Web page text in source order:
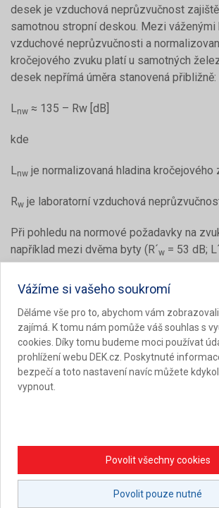
desek je vzduchová neprůzvučnost
samotnou stropní deskou. Mezi váženými
vzduchové neprůzvučnosti a
kročejového zvuku platí u samotných
desek nepřímá úměra stanovená přibližně:
Lnw ≈ 135 – Rw [dB]
kde
Lnw je normalizovaná hladina kročejového
Rw je laboratorní vzduchová
Při pohledu na normové požadavky na
například mezi dvěma byty (R´w = 53 dB; L´
jasné, že pouze jednoduchá stropní
(Lnw= 135 – 53 = 82). Z tohoto důvodu je
pružnou mezivrstvu. Proto se používá
plovoucí podlahy, kdy je na nosnou
pružná vrstva, na kterou je provedena tuhá
Podle použití roznášecí vrstvy se plovoucí
lehké a těžké.
výstavby (sádrovláknité desky,
Desky se mají klást alespoň ve dvou
vzájemnou převazbou spár. Výhodou této
nižší hmotnost z hlediska statického a
Vážíme si vašeho soukromí
Děláme vše pro to, abychom vám
zajímá. K tomu nám pomůže váš souhlas s
cookies. Díky tomu budeme moci používat
prohlížení webu DEK.cz. Poskytnuté
bezpečí a toto nastavení navíc můžete
vypnout.
Povolit všechny cookies
Povolit pouze nutné